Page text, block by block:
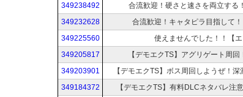
349238492
合流歓迎！硬さと速さを両立する
349232628
合流歓迎！キャタピラ目指して！
349225560
使えませんでした！！【エ
349205817
【デモエクTS】アグリゲート周
349203901
【デモエクTS】ボス周回しようぜ！
349184372
【デモエクTS】有料DLCネタバレ注